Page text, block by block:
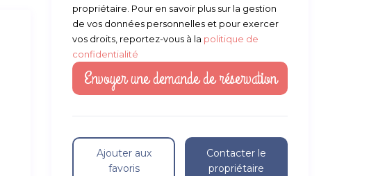
propriétaire. Pour en savoir plus sur la gestion
de vos données personnelles et pour exercer
vos droits, reportez-vous à la politique de
confidentialité
Ajouter aux
favoris
Contacter le
propriétaire